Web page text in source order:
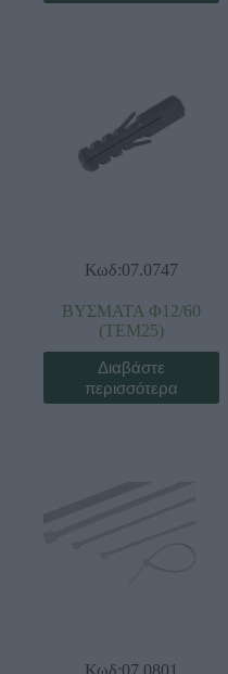
Κωδ:07.0747
ΒΥΣΜΑΤΑ Φ12/60
(ΤΕΜ25)
Διαβάστε
περισσότερα